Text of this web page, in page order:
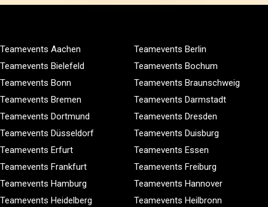
Teamevents Aachen
Teamevents Berlin
Teamevents Bielefeld
Teamevents Bochum
Teamevents Bonn
Teamevents Braunschweig
Teamevents Bremen
Teamevents Darmstadt
Teamevents Dortmund
Teamevents Dresden
Teamevents Düsseldorf
Teamevents Duisburg
Teamevents Erfurt
Teamevents Essen
Teamevents Frankfurt
Teamevents Freiburg
Teamevents Hamburg
Teamevents Hannover
Teamevents Heidelberg
Teamevents Heilbronn